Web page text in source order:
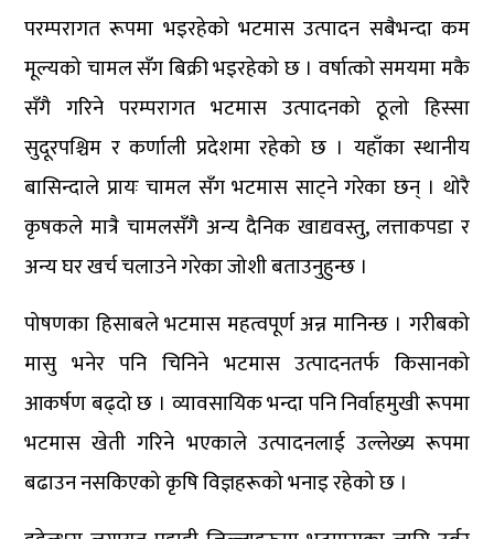
परम्परागत रूपमा भइरहेको भटमास उत्पादन सबैभन्दा कम
मूल्यको चामल सँग बिक्री भइरहेको छ । वर्षात्को समयमा मकै
सँगै गरिने परम्परागत भटमास उत्पादनको ठूलो हिस्सा
सुदूरपश्चिम र कर्णाली प्रदेशमा रहेको छ । यहाँका स्थानीय
बासिन्दाले प्रायः चामल सँग भटमास साट्ने गरेका छन् । थोरै
कृषकले मात्रै चामलसँगै अन्य दैनिक खाद्यवस्तु, लत्ताकपडा र
अन्य घर खर्च चलाउने गरेका जोशी बताउनुहुन्छ ।
पोषणका हिसाबले भटमास महत्वपूर्ण अन्न मानिन्छ । गरीबको
मासु भनेर पनि चिनिने भटमास उत्पादनतर्फ किसानको
आकर्षण बढ्दो छ । व्यावसायिक भन्दा पनि निर्वाहमुखी रूपमा
भटमास खेती गरिने भएकाले उत्पादनलाई उल्लेख्य रूपमा
बढाउन नसकिएको कृषि विज्ञहरूको भनाइ रहेको छ ।